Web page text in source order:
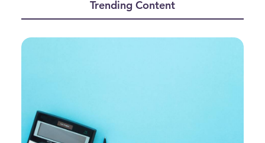
Trending Content